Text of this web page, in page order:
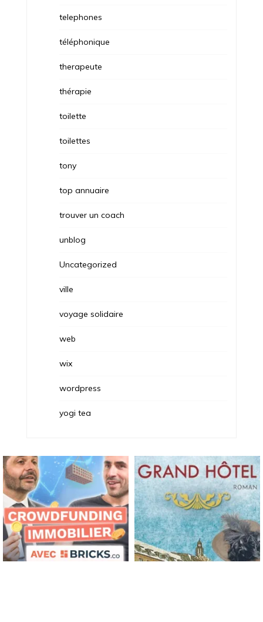
telephones
téléphonique
therapeute
thérapie
toilette
toilettes
tony
top annuaire
trouver un coach
unblog
Uncategorized
ville
voyage solidaire
web
wix
wordpress
yogi tea